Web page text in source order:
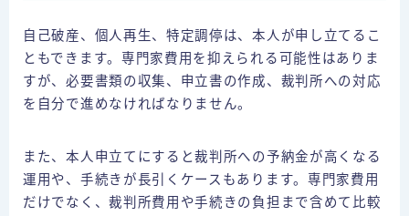
自己破産、個人再生、特定調停は、本人が申し立てるこ
ともできます。専門家費用を抑えられる可能性はありま
すが、必要書類の収集、申立書の作成、裁判所への対応
を自分で進めなければなりません。
また、本人申立てにすると裁判所への予納金が高くなる
運用や、手続きが長引くケースもあります。専門家費用
だけでなく、裁判所費用や手続きの負担まで含めて比較